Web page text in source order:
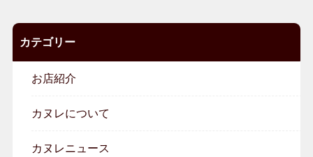
カテゴリー
お店紹介
カヌレについて
カヌレニュース